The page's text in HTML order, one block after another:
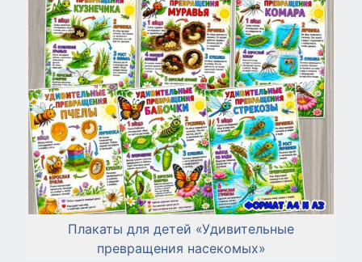
Плакаты для детей «Удивительные
превращения насекомых»